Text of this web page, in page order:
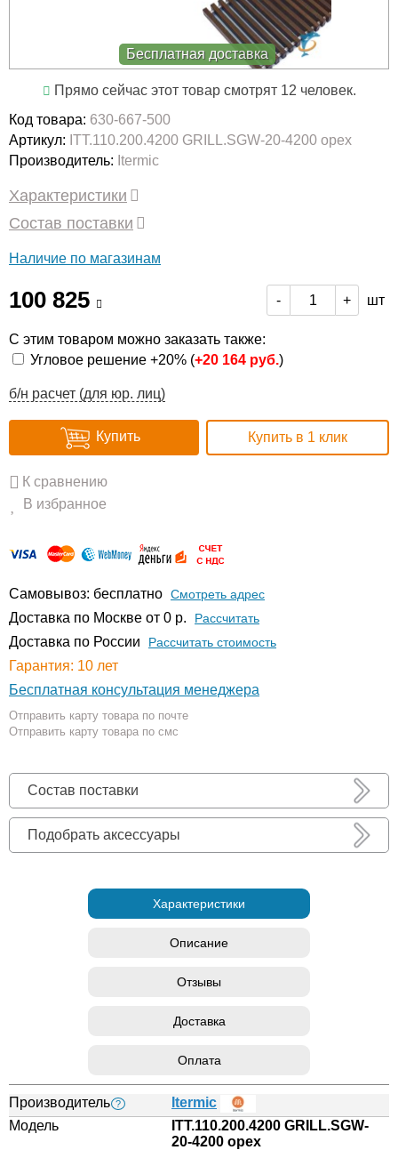
Бесплатная доставка
Прямо сейчас этот товар смотрят 12 человек.
Код товара: 630-667-500
Артикул: ITT.110.200.4200 GRILL.SGW-20-4200 орех
Производитель: Itermic
Характеристики
Состав поставки
Наличие по магазинам
100 825 - + шт
С этим товаром можно заказать также:
Угловое решение +20% (+20 164 руб.)
б/н расчет (для юр. лиц)
Купить Купить в 1 клик
К сравнению
В избранное
Самовывоз: бесплатно Смотреть адрес
Доставка по Москве от 0 р. Расcчитать
Доставка по России Рассчитать стоимость
Гарантия: 10 лет
Бесплатная консультация менеджера
Отправить карту товара по почте
Отправить карту товара по смс
Состав поставки
Подобрать аксессуары
Характеристики
Описание
Отзывы
Доставка
Оплата
Производитель ?
Itermic
Модель
ITT.110.200.4200 GRILL.SGW-
20-4200 орех